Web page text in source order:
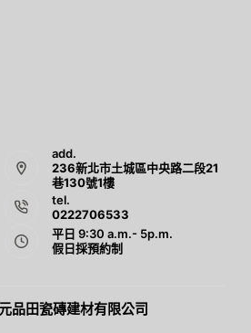
add.
236新北市土城區中央路二段21
巷130號1樓
tel.
0222706533
平日 9:30 a.m.- 5p.m.
假日採預約制
品田瓷磚建材有限公司